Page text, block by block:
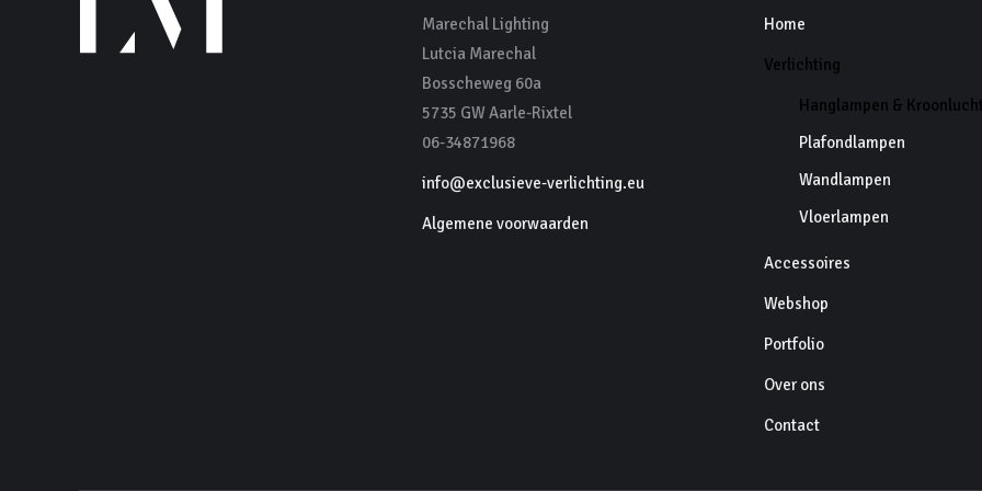
Marechal Lighting
Lutcia Marechal
Bosscheweg 60a
5735 GW Aarle-Rixtel
06-34871968
info@exclusieve-verlichting.eu
Algemene voorwaarden
Home
Verlichting
Hanglampen &
Plafondlampen
Wandlampen
Vloerlampen
Accessoires
Webshop
Portfolio
Over ons
Contact